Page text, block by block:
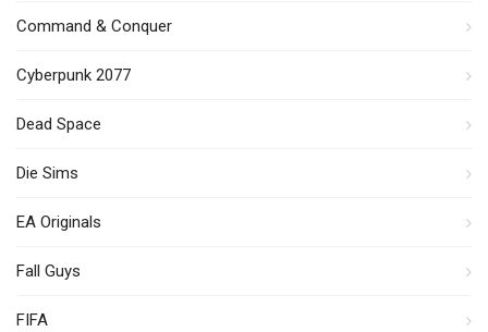
Command & Conquer
Cyberpunk 2077
Dead Space
Die Sims
EA Originals
Fall Guys
FIFA